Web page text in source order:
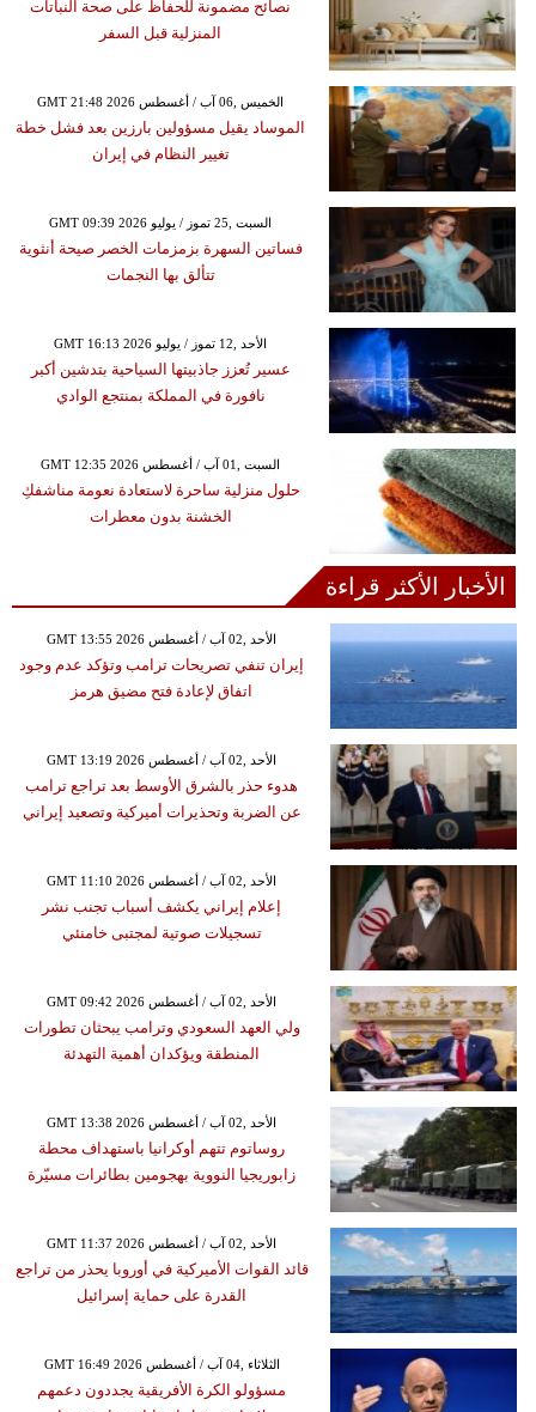
نصائح مضمونة للحفاظ على صحة النباتات
المنزلية قبل السفر
GMT 21:48 2026 الخميس ,06 آب / أغسطس
الموساد يقيل مسؤولين بارزين بعد فشل خطة
تغيير النظام في إيران
GMT 09:39 2026 السبت ,25 تموز / يوليو
فساتين السهرة بزمزمات الخصر صيحة أنثوية
تتألق بها النجمات
GMT 16:13 2026 الأحد ,12 تموز / يوليو
عسير تُعزز جاذبيتها السياحية بتدشين أكبر
نافورة في المملكة بمنتجع الوادي
GMT 12:35 2026 السبت ,01 آب / أغسطس
حلول منزلية ساحرة لاستعادة نعومة مناشفكِ
الخشنة بدون معطرات
الأخبار الأكثر قراءة
GMT 13:55 2026 الأحد ,02 آب / أغسطس
إيران تنفي تصريحات ترامب وتؤكد عدم وجود
اتفاق لإعادة فتح مضيق هرمز
GMT 13:19 2026 الأحد ,02 آب / أغسطس
هدوء حذر بالشرق الأوسط بعد تراجع ترامب
عن الضربة وتحذيرات أميركية وتصعيد إيراني
GMT 11:10 2026 الأحد ,02 آب / أغسطس
إعلام إيراني يكشف أسباب تجنب نشر
تسجيلات صوتية لمجتبى خامنئي
GMT 09:42 2026 الأحد ,02 آب / أغسطس
ولي العهد السعودي وترامب يبحثان تطورات
المنطقة ويؤكدان أهمية التهدئة
GMT 13:38 2026 الأحد ,02 آب / أغسطس
روساتوم تتهم أوكرانيا باستهداف محطة
زابوريجيا النووية بهجومين بطائرات مسيّرة
GMT 11:37 2026 الأحد ,02 آب / أغسطس
قائد القوات الأميركية في أوروبا يحذر من تراجع
القدرة على حماية إسرائيل
GMT 16:49 2026 الثلاثاء ,04 آب / أغسطس
مسؤولو الكرة الأفريقية يجددون دعمهم